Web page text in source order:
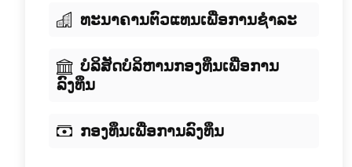
ທະນາຄານຕົວແທນເພື່ອການຊໍາລະ
ບໍລິສັດບໍລິຫານກອງທຶນເພື່ອການ
ລົງທຶນ
ກອງທຶນເພື່ອການລົງທຶນ